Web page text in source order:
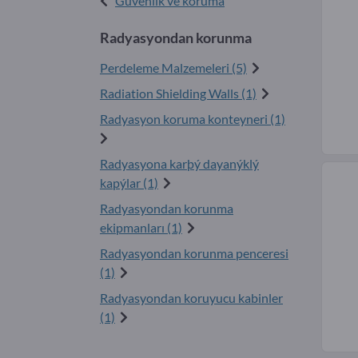
Radyasyondan korunma
Perdeleme Malzemeleri (5)
Radiation Shielding Walls (1)
Radyasyon koruma konteyneri (1)
Radyasyona karþý dayanýklý
kapýlar (1)
Radyasyondan korunma
ekipmanları (1)
Radyasyondan korunma penceresi
(1)
Radyasyondan koruyucu kabinler
(1)